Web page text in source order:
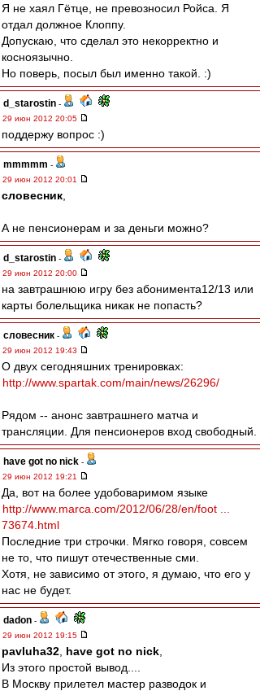
Я не хаял Гётце, не превозносил Ройса. Я
отдал должное Клоппу.
Допускаю, что сделал это некорректно и
косноязычно.
Но поверь, посыл был именно такой. :)
d_starostin -
29 июн 2012 20:05
поддержу вопрос :)
mmmmm -
29 июн 2012 20:01
словесник
А не пенсионерам и за деньги можно?
d_starostin -
29 июн 2012 20:00
на завтрашнюю игру без абонимента12/13 или
карты болельщика никак не попасть?
словесник -
29 июн 2012 19:43
О двух сегодняшних тренировках:
http://www.spartak.com/main/news/26296/
Рядом -- анонс завтрашнего матча и
трансляции. Для пенсионеров вход свободный.
have got no nick -
29 июн 2012 19:21
Да, вот на более удобоваримом языке
http://www.marca.com/2012/06/28/en/foot ...
73674.html
Последние три строчки. Мягко говоря, совсем
не то, что пишут отечественные сми.
Хотя, не зависимо от этого, я думаю, что его у
нас не будет.
dadon -
29 июн 2012 19:15
pavluha32 have got no nick
Из этого простой вывод....
В Москву прилетел мастер разводок и